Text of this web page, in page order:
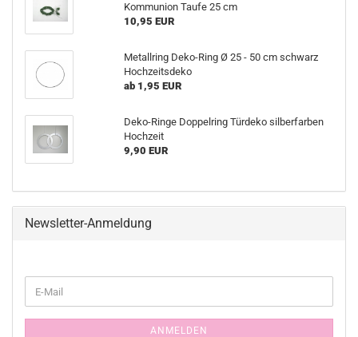
Kommunion Taufe 25 cm
10,95 EUR
Metallring Deko-Ring Ø 25 - 50 cm schwarz
Hochzeitsdeko
ab 1,95 EUR
Deko-Ringe Doppelring Türdeko silberfarben
Hochzeit
9,90 EUR
Newsletter-Anmeldung
ZUR
E-
Mail
ANMELDEN